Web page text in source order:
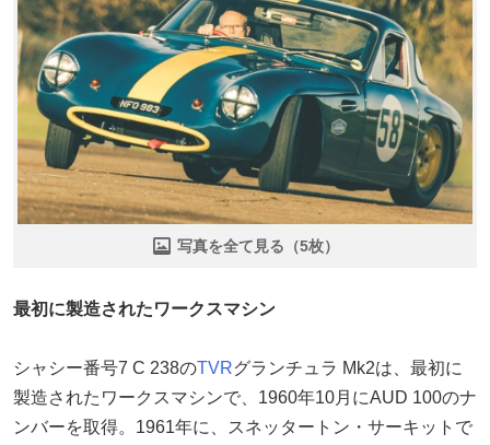
写真を全て見る（5枚）
最初に製造されたワークスマシン
シャシー番号7 C 238のTVRグランチュラ Mk2は、最初に
製造されたワークスマシンで、1960年10月にAUD 100のナ
ンバーを取得。1961年に、スネッタートン・サーキットで